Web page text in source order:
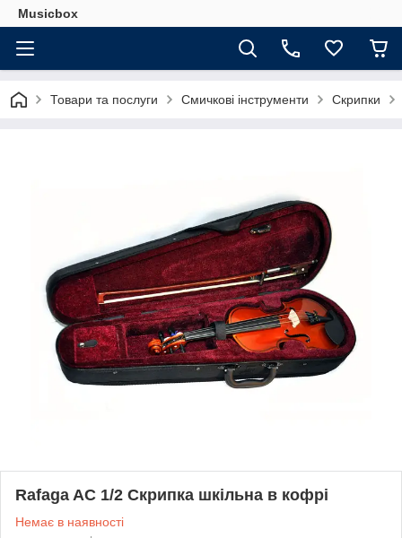
Musicbox
Товари та послуги Смичкові інструменти Скрипки
Rafaga AC 1/2 Скрипка шкільна в кофрі
Немає в наявності